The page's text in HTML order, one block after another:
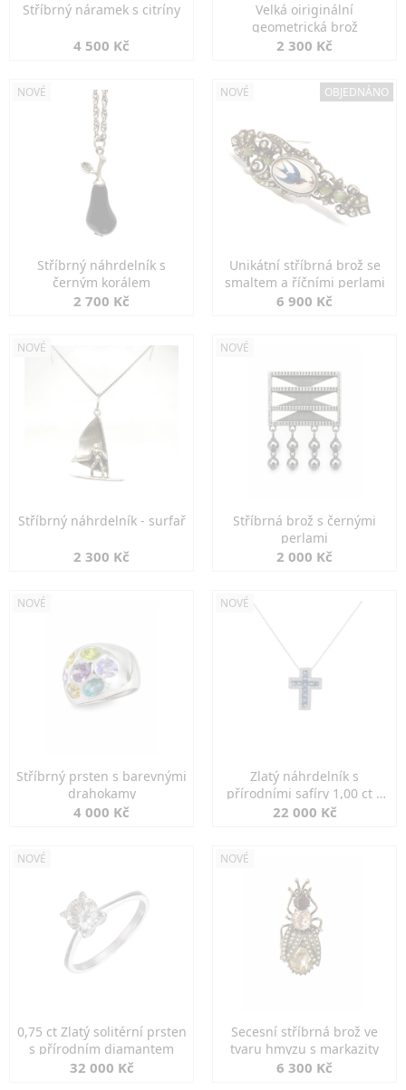
Stříbrný náramek s citríny
4 500 Kč
Velká oiriginální
geometrická brož
2 300 Kč
NOVÉ
Stříbrný náhrdelník s
černým korálem
2 700 Kč
NOVÉ OBJEDNÁNO
Unikátní stříbrná brož se
smaltem a říčními perlami
6 900 Kč
NOVÉ
Stříbrný náhrdelník - surfař
2 300 Kč
NOVÉ
Stříbrná brož s černými
perlami
2 000 Kč
NOVÉ
Stříbrný prsten s barevnými
drahokamy
4 000 Kč
NOVÉ
Zlatý náhrdelník s
přírodními safíry 1,00 ct a
diamanty
22 000 Kč
NOVÉ
0,75 ct Zlatý solitérní prsten
s přírodním diamantem
32 000 Kč
NOVÉ
Secesní stříbrná brož ve
tvaru hmyzu s markazity
6 300 Kč